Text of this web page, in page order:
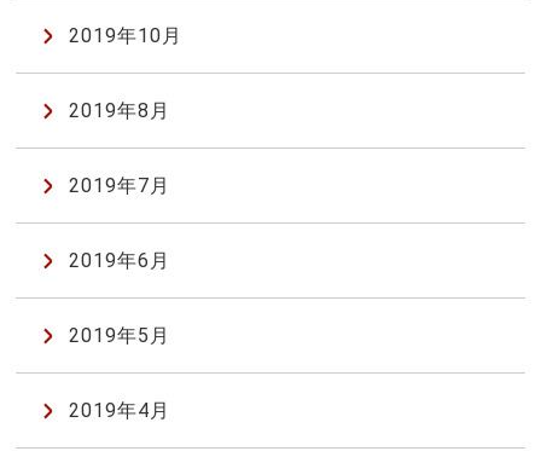
2019年10月
2019年8月
2019年7月
2019年6月
2019年5月
2019年4月